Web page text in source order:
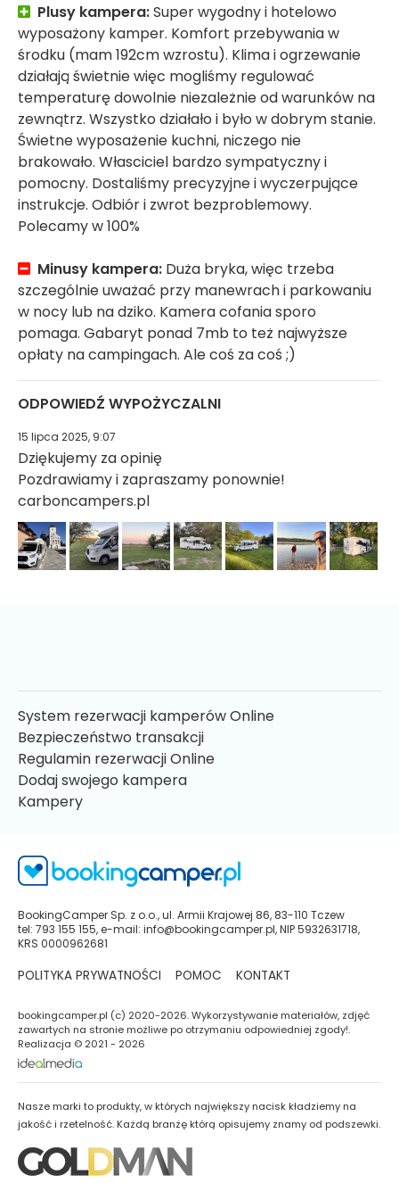
Plusy kampera:Super wygodny i hotelowo
wyposażony kamper. Komfort przebywania w
środku (mam 192cm wzrostu). Klima i ogrzewanie
działają świetnie więc mogliśmy regulować
temperaturę dowolnie niezależnie od warunków na
zewnątrz. Wszystko działało i było w dobrym stanie.
Świetne wyposażenie kuchni, niczego nie
brakowało. Własciciel bardzo sympatyczny i
pomocny. Dostaliśmy precyzyjne i wyczerpujące
instrukcje. Odbiór i zwrot bezproblemowy.
Polecamy w 100%
Minusy kampera: Duża bryka, więc trzeba
szczególnie uważać przy manewrach i parkowaniu
w nocy lub na dziko. Kamera cofania sporo
pomaga. Gabaryt ponad 7mb to też najwyższe
opłaty na campingach. Ale coś za coś ;)
ODPOWIEDŹ WYPOŻYCZALNI
15 lipca 2025, 9:07
Dziękujemy za opinię
Pozdrawiamy i zapraszamy ponownie!
carboncampers.pl
System rezerwacji kamperów Online
Bezpieczeństwo transakcji
Regulamin rezerwacji Online
Dodaj swojego kampera
Kampery
BookingCamper Sp. z o.o., ul. Armii Krajowej 86, 83-110 Tczew
tel: 793 155 155, e-mail: info@bookingcamper.pl, NIP 5932631718,
KRS 0000962681
POLITYKA PRYWATNOŚCI POMOC KONTAKT
bookingcamper.pl (c) 2020-2026. Wykorzystywanie materiałów, zdjęć
zawartych na stronie możliwe po otrzymaniu odpowiedniej zgody!.
Realizacja © 2021 - 2026
Nasze marki to produkty, w których największy nacisk kładziemy na
jakość i rzetelność. Każdą branżę którą opisujemy znamy od podszewki.